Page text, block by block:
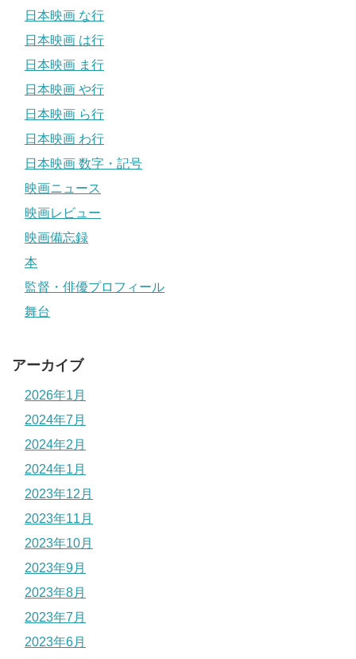
日本映画 な行
日本映画 は行
日本映画 ま行
日本映画 や行
日本映画 ら行
日本映画 わ行
日本映画 数字・記号
映画ニュース
映画レビュー
映画備忘録
本
監督・俳優プロフィール
舞台
アーカイブ
2026年1月
2024年7月
2024年2月
2024年1月
2023年12月
2023年11月
2023年10月
2023年9月
2023年8月
2023年7月
2023年6月